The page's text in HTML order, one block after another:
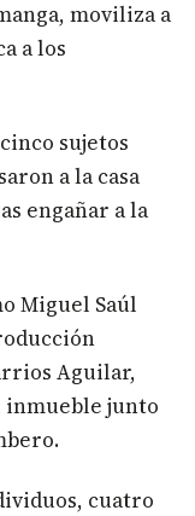
moviliza a
a los
sujetos
a la casa
engañar a la
Miguel Saúl
Aguilar,
inmueble junto
cuatro